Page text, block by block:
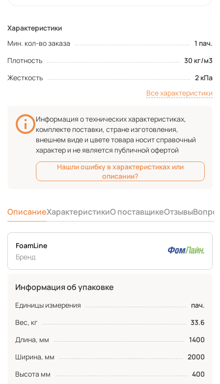
Характеристики
Мин. кол-во заказа
1 пач.
Плотность
30 кг/м3
Жесткость
2 кПа
Все характеристики
Информация о технических характеристиках,
комплекте поставки, стране изготовления,
внешнем виде и цвете товара носит справочный
характер и не является публичной офертой
Нашли ошибку в характеристиках или
описании?
ОписаниеХарактеристикиО поставщикеОтзывы
FoamLine
Бренд
Информация об упаковке
Единицы измерения
пач.
Вес, кг
33.6
Длина, мм
1400
Ширина, мм
2000
Высота мм
400